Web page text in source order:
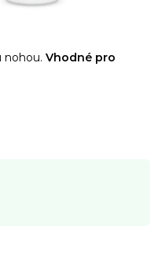
nohou. Vhodné pro